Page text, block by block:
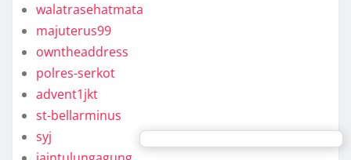
walatrasehatmata
majuterus99
owntheaddress
polres-serkot
advent1jkt
st-bellarminus
syj